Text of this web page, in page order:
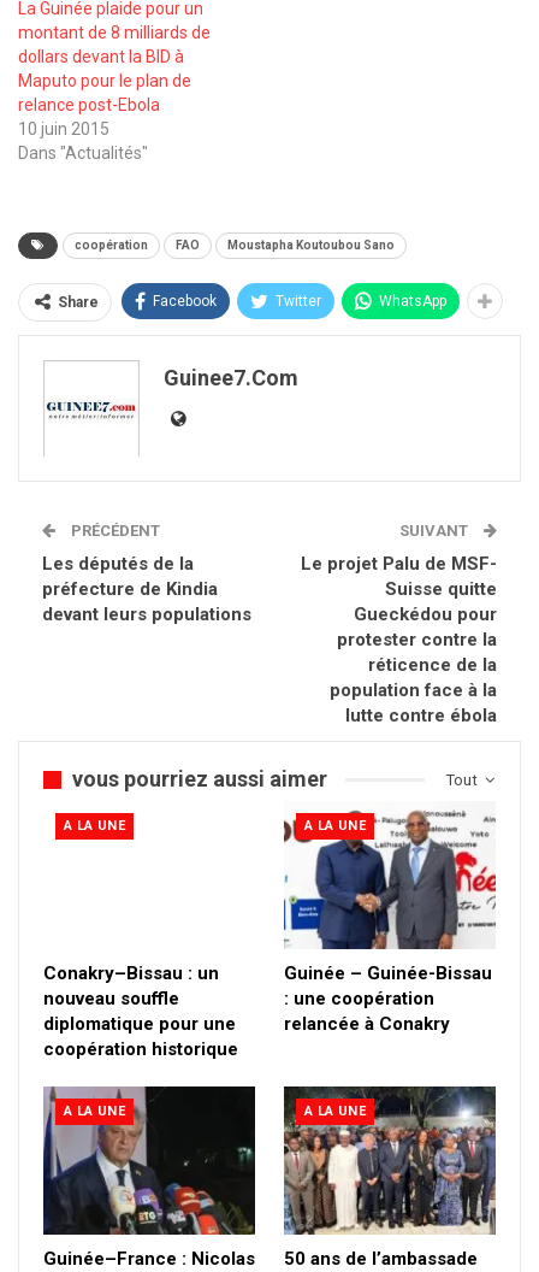
La Guinée plaide pour un
montant de 8 milliards de
dollars devant la BID à
Maputo pour le plan de
relance post-Ebola
10 juin 2015
Dans "Actualités"
coopération FAO Moustapha Koutoubou Sano
Share Facebook Twitter WhatsApp
Guinee7.com
PRÉCÉDENT
Les députés de la
préfecture de Kindia
devant leurs populations
SUIVANT
Le projet Palu de MSF-
Suisse quitte
Gueckédou pour
protester contre la
réticence de la
population face à la
lutte contre ébola
Tout
vous pourriez aussi aimer
A LA UNE
Conakry–Bissau : un
nouveau souffle
diplomatique pour une
coopération historique
A LA UNE
Guinée – Guinée-Bissau
: une coopération
relancée à Conakry
A LA UNE
Guinée–France : Nicolas
A LA UNE
50 ans de l’ambassade